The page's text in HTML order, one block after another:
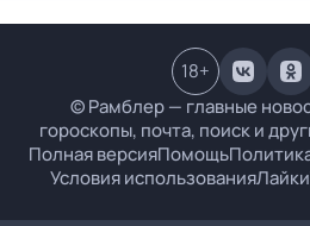
© Рамблер — главные
гороскопы, почта, поиск и
Полная версияПомощь
Условия использованияЛайки
18+